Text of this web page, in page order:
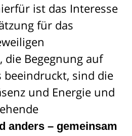
ist das Interesse
für das
die Begegnung auf
beeindruckt, sind die
und Energie und
anders – gemeinsam